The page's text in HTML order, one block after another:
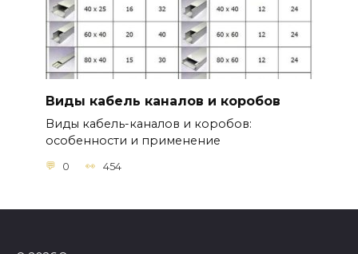
Виды кабель каналов и коробов
Виды кабель-каналов и коробов:
особенности и применение
0 454